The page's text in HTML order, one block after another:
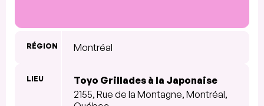
RÉGION Montréal
LIEU
Toyo Grillades à la Japonaise
2155, Rue de la Montagne, Montréal,